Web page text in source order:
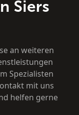
Siers
an weiteren
Spezialisten
mit uns
helfen gerne